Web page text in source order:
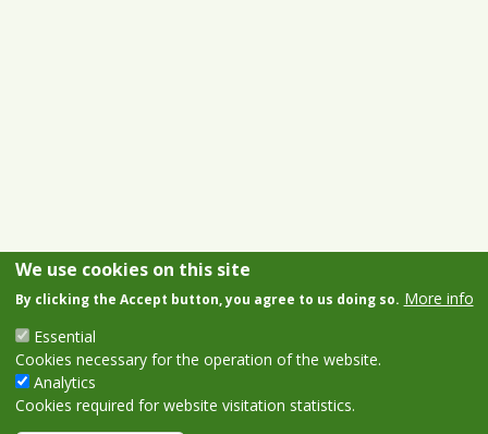
We use cookies on this site
By clicking the Accept button, you agree to us doing so. More info
Essential
Cookies necessary for the operation of the website.
Analytics
Cookies required for website visitation statistics.